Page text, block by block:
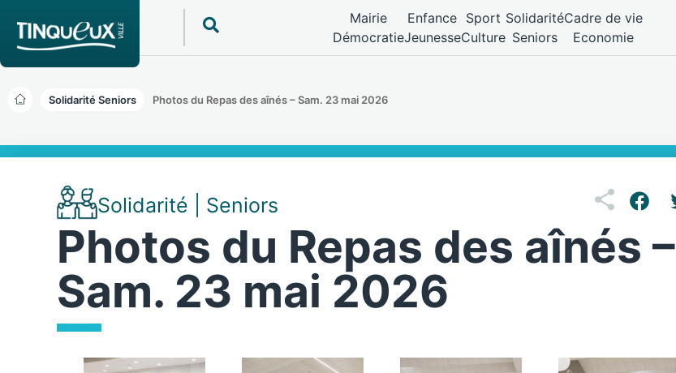
Mairie
Démocratie
Enfance
Jeunesse
Sport
Culture
Solidarité
Seniors
Cadre de vie
Economie
Solidarité Seniors Photos du Repas des aînés – Sam. 23 mai 2026
Solidarité | Seniors
Photos du Repas des aînés –
Sam. 23 mai 2026